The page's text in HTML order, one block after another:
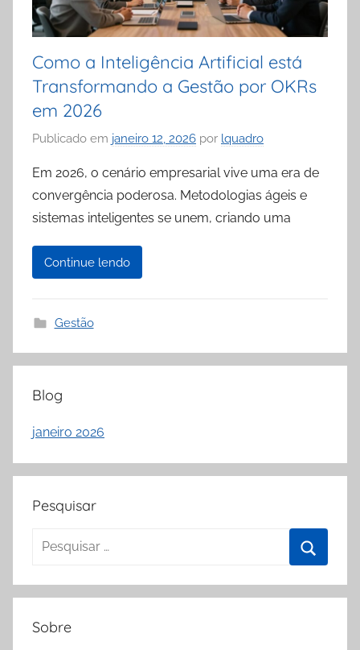
Como a Inteligência Artificial está
Transformando a Gestão por OKRs
em 2026
Publicado em janeiro 12, 2026 por lquadro
Em 2026, o cenário empresarial vive uma era de
convergência poderosa. Metodologias ágeis e
sistemas inteligentes se unem, criando uma
Continue lendo
Gestão
Blog
janeiro 2026
Pesquisar
Pesquisar
Sobre